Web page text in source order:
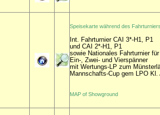
Speisekarte während des Fahrturniers
Int. Fahrturnier CAI 3*-H1, P1
und CAI 2*-H1, P1
sowie Nationales Fahrturnier für
Ein-, Zwei- und Vierspänner
mit Wertungs-LP zum
Mannschafts-Cup gem LPO Kl.
MAP of Showground